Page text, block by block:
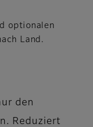
optionalen
Land.
den
Reduziert